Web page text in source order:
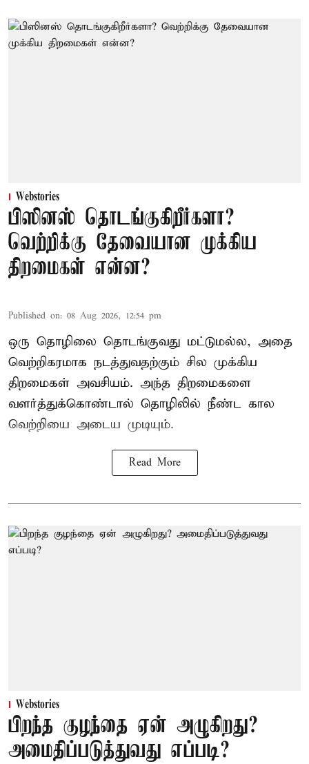
Webstories
பிஸினஸ் தொடங்குகிறீர்களா?
வெற்றிக்கு தேவையான முக்கிய
திறமைகள் என்ன?
Published on: 08 Aug 2026, 12:54 pm
ஒரு தொழிலை தொடங்குவது மட்டுமல்ல, அதை
வெற்றிகரமாக நடத்துவதற்கும் சில முக்கிய
திறமைகள் அவசியம். அந்த திறமைகளை
வளர்த்துக்கொண்டால் தொழிலில் நீண்ட கால
வெற்றியை அடைய முடியும்.
Read More
Webstories
பிறந்த குழந்தை ஏன் அழுகிறது?
அமைதிப்படுத்துவது எப்படி?